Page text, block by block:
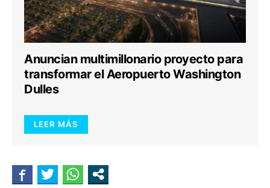
Anuncian multimillonario proyecto para
transformar el Aeropuerto Washington
Dulles
LEER MÁS